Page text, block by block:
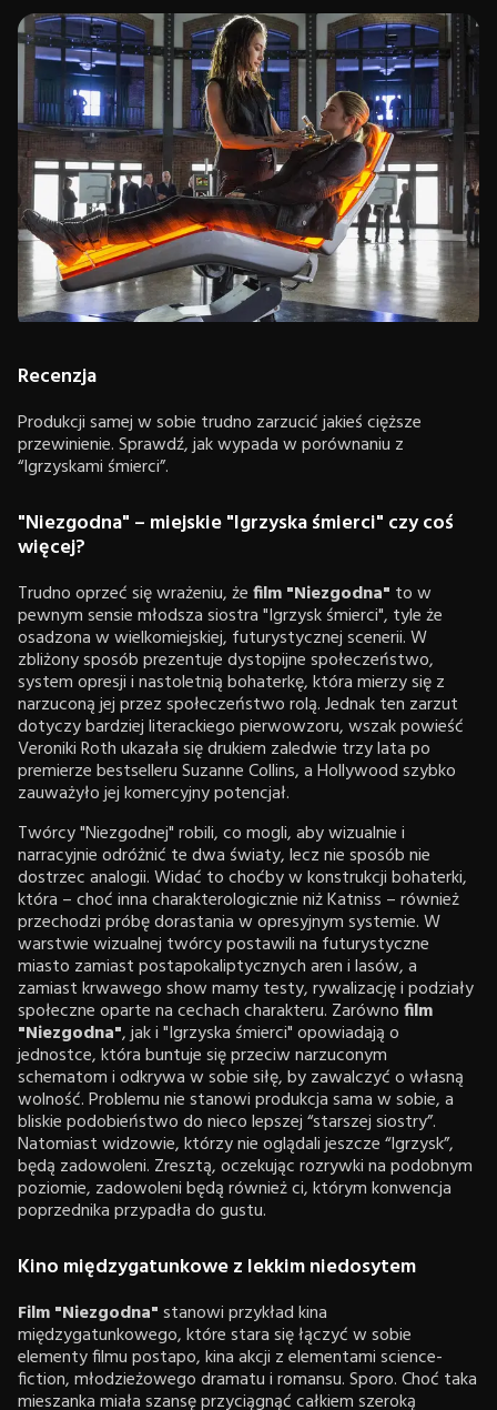
Recenzja
Produkcji samej w sobie trudno zarzucić jakieś cięższe
przewinienie. Sprawdź, jak wypada w porównaniu z
“Igrzyskami śmierci”.
"Niezgodna" – miejskie "Igrzyska śmierci" czy coś
więcej?
Trudno oprzeć się wrażeniu, żefilm "Niezgodna" to w
pewnym sensie młodsza siostra "Igrzysk śmierci", tyle że
osadzona w wielkomiejskiej, futurystycznej scenerii. W
zbliżony sposób prezentuje dystopijne społeczeństwo,
system opresji i nastoletnią bohaterkę, która mierzy się z
narzuconą jej przez społeczeństwo rolą. Jednak ten zarzut
dotyczy bardziej literackiego pierwowzoru, wszak powieść
Veroniki Roth ukazała się drukiem zaledwie trzy lata po
premierze bestselleru Suzanne Collins, a Hollywood szybko
zauważyło jej komercyjny potencjał.
Twórcy "Niezgodnej" robili, co mogli, aby wizualnie i
narracyjnie odróżnić te dwa światy, lecz nie sposób nie
dostrzec analogii. Widać to choćby w konstrukcji bohaterki,
która – choć inna charakterologicznie niż Katniss – również
przechodzi próbę dorastania w opresyjnym systemie. W
warstwie wizualnej twórcy postawili na futurystyczne
miasto zamiast postapokaliptycznych aren i lasów, a
zamiast krwawego show mamy testy, rywalizację i podziały
społeczne oparte na cechach charakteru. Zarównofilm
"Niezgodna", jak i "Igrzyska śmierci" opowiadają o
jednostce, która buntuje się przeciw narzuconym
schematom i odkrywa w sobie siłę, by zawalczyć o własną
wolność. Problemu nie stanowi produkcja sama w sobie, a
bliskie podobieństwo do nieco lepszej “starszej siostry”.
Natomiast widzowie, którzy nie oglądali jeszcze “Igrzysk”,
będą zadowoleni. Zresztą, oczekując rozrywki na podobnym
poziomie, zadowoleni będą również ci, którym konwencja
poprzednika przypadła do gustu.
Kino międzygatunkowe z lekkim niedosytem
Film "Niezgodna"stanowi przykład kina
międzygatunkowego, które stara się łączyć w sobie
elementy filmu postapo, kina akcji z elementami science-
fiction, młodzieżowego dramatu i romansu. Sporo. Choć taka
mieszanka miała szansę przyciągnąć całkiem szeroką